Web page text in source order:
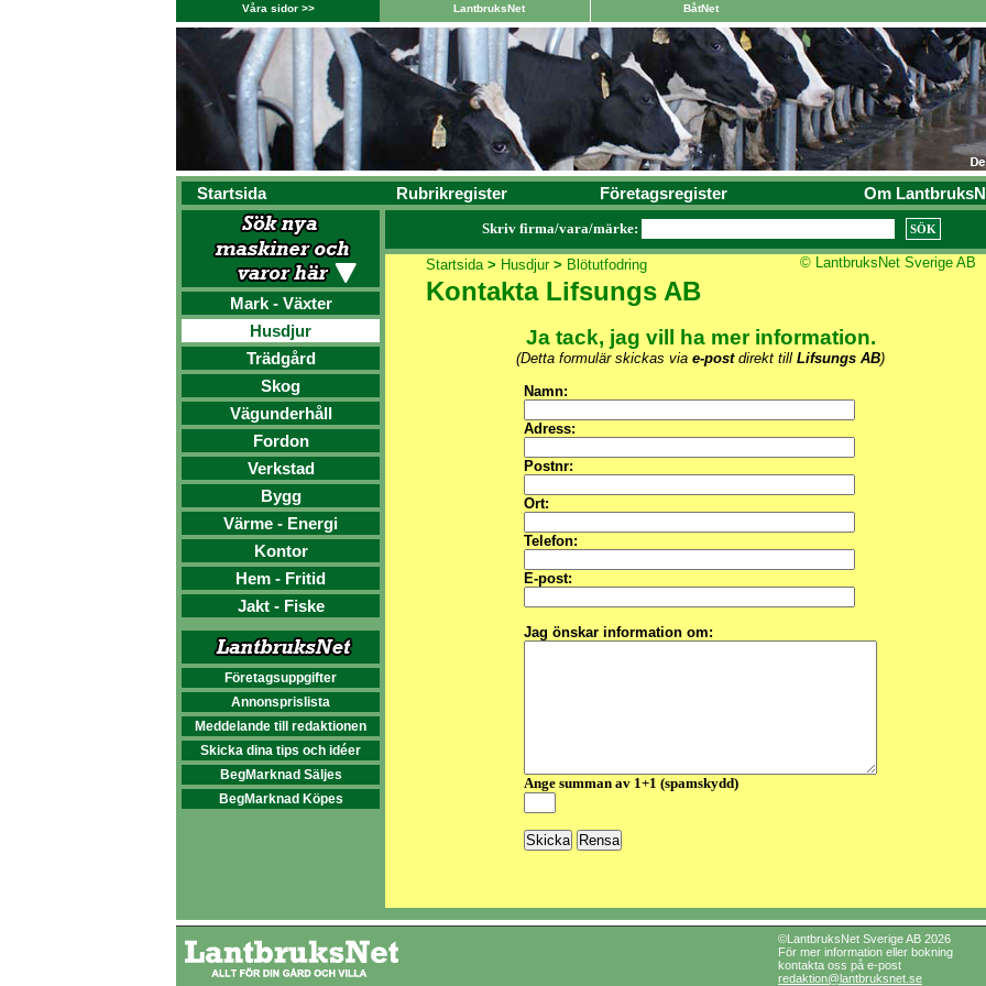
Våra sidor >> LantbruksNet BåtNet
Startsida Rubrikregister Företagsregister Om
Mark - Växter
Husdjur
Trädgård
Skog
Vägunderhåll
Fordon
Verkstad
Bygg
Värme - Energi
Kontor
Hem - Fritid
Jakt - Fiske
Företagsuppgifter
Annonsprislista
Meddelande till redaktionen
Skicka dina tips och idéer
BegMarknad Säljes
BegMarknad Köpes
Skriv firma/vara/märke:
Startsida> Husdjur> Blötutfodring © LantbruksNet Sverige AB
Kontakta Lifsungs AB
Ja tack, jag vill ha mer information.
(Detta formulär skickas via e-postdirekt till Lifsungs AB)
Namn:
Adress:
Postnr:
Ort:
Telefon:
E-post:
Jag önskar information om:
Ange summan av 1+1 (spamskydd)
©LantbruksNet Sverige AB 2026
För mer information eller bokning
kontakta oss på e-post
redaktion@lantbruksnet.se